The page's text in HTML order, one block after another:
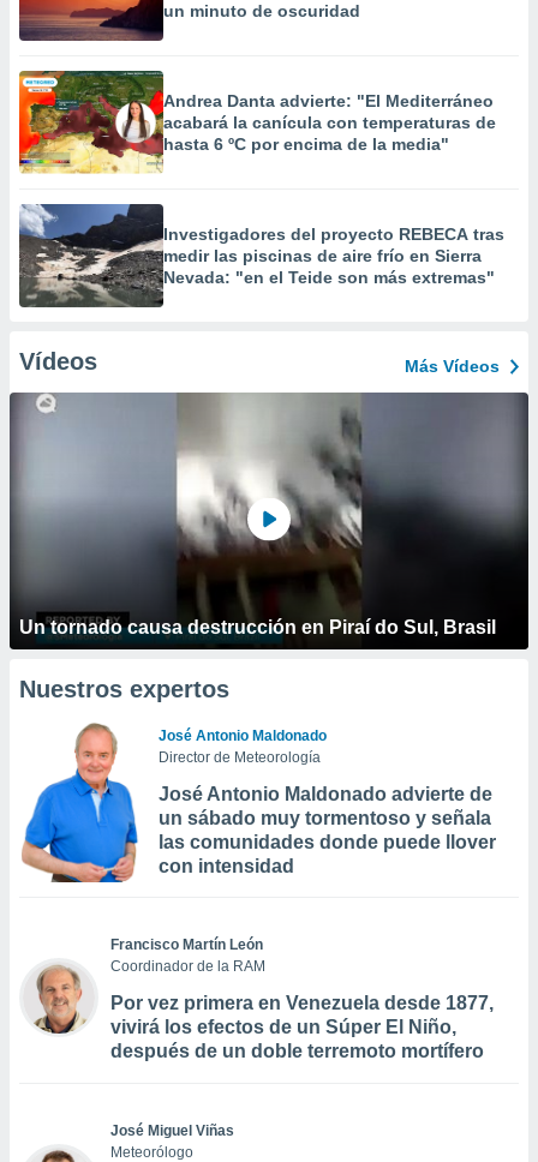
un minuto de oscuridad
Andrea Danta advierte: "El Mediterráneo
acabará la canícula con temperaturas de
hasta 6 ºC por encima de la media"
Investigadores del proyecto REBECA tras
medir las piscinas de aire frío en Sierra
Nevada: "en el Teide son más extremas"
Vídeos Más Vídeos
Un tornado causa destrucción en Piraí do Sul, Brasil
Nuestros expertos
José Antonio Maldonado
Director de Meteorología
José Antonio Maldonado advierte de
un sábado muy tormentoso y señala
las comunidades donde puede llover
con intensidad
Francisco Martín León
Coordinador de la RAM
Por vez primera en Venezuela desde 1877,
vivirá los efectos de un Súper El Niño,
después de un doble terremoto mortífero
José Miguel Viñas
Meteorólogo